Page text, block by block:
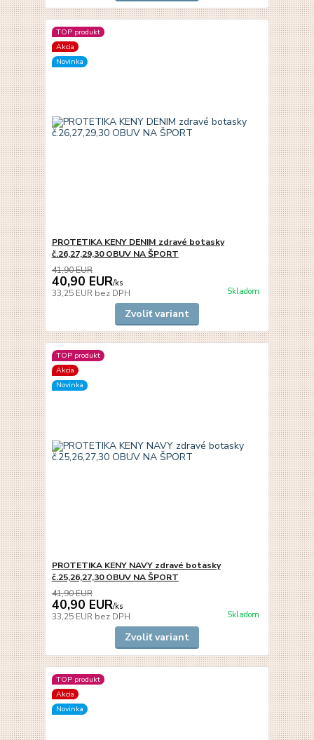
TOP produkt
Akcia
Novinka
PROTETIKA KENY DENIM zdravé botasky
č.26,27,29,30 OBUV NA ŠPORT
41,90 EUR
40,90 EUR/ks
33,25 EUR bez DPH Skladom
Zvoliť variant
TOP produkt
Akcia
Novinka
PROTETIKA KENY NAVY zdravé botasky
č.25,26,27,30 OBUV NA ŠPORT
41,90 EUR
40,90 EUR/ks
33,25 EUR bez DPH Skladom
Zvoliť variant
TOP produkt
Akcia
Novinka